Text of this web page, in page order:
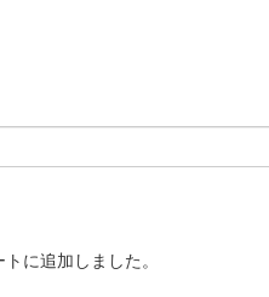
トに追加しました。